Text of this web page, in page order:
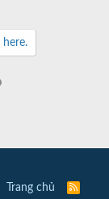
Trang chủ
R